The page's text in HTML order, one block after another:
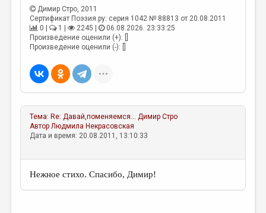
ЭССЕИСТИКА
ЛИТЕРАТУРОВЕДЕНИЕ
ПУБЛИЦИСТИКА
ЦИКЛЫ ПУБЛИКАЦИЙ
ТРЕДИАКОВСКИЙ
МЕДИА
Димир Стро, 2011
Сертификат Поэзия.ру: серия 1042 № 88813 от 20.08.2011
0 |
1 | 2245 |
06.08.2026. 23:33:25
Произведение оценили (+): []
Произведение оценили (-): []
Тема: Re: Давай,поменяемся... Димир Стро
АвторЛюдмила Некрасовская
Дата и время: 20.08.2011, 13:10:33
Нежное стихо. Спасибо, Димир!